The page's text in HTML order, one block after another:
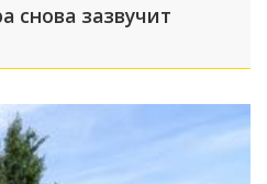
снова зазвучит